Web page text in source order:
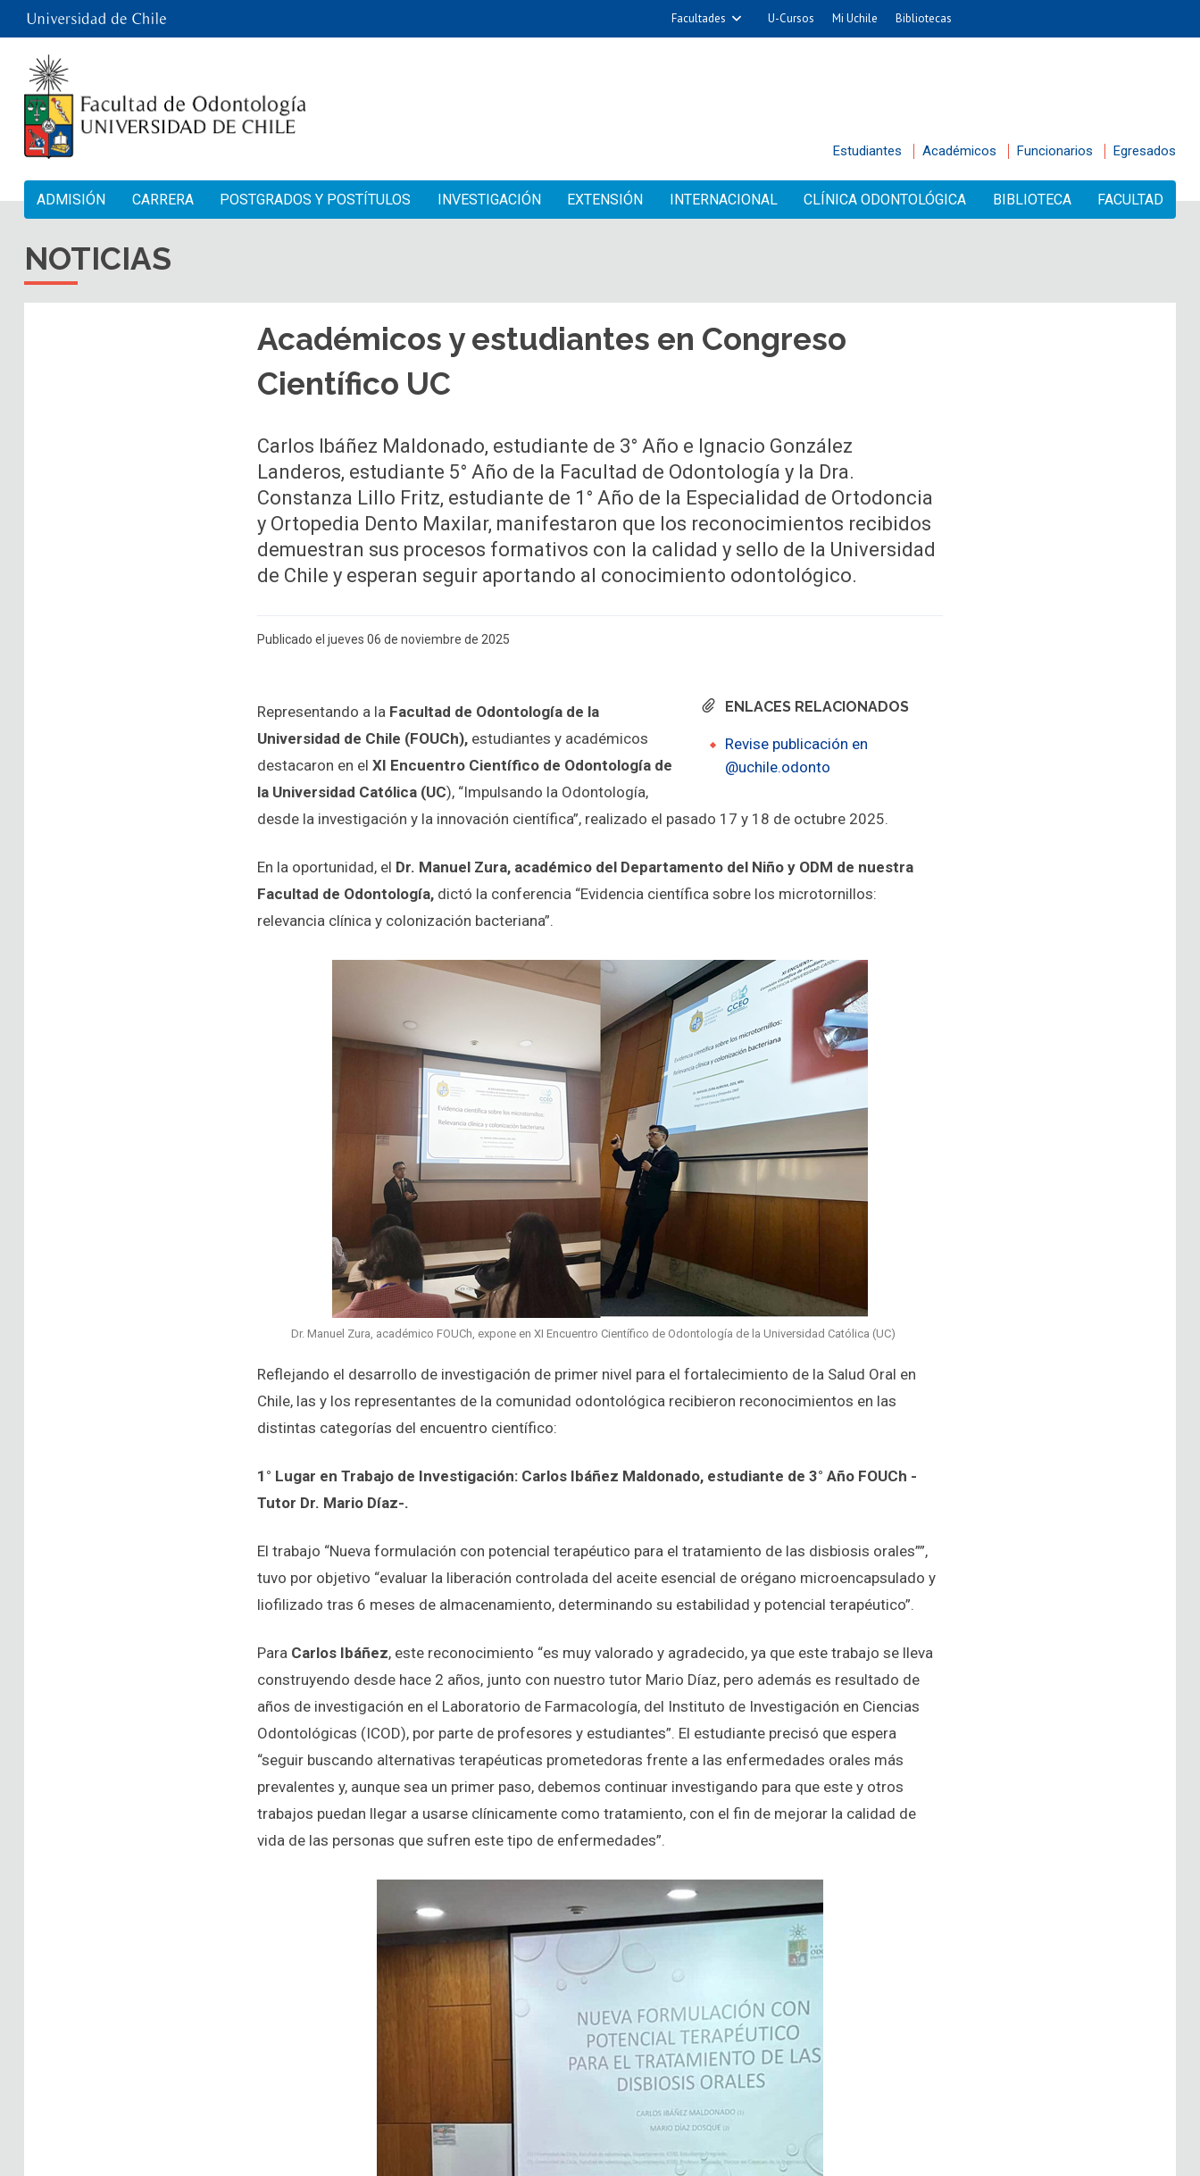
Facultades U-Cursos Mi Uchile Bibliotecas
Estudiantes Académicos Funcionarios Egresados
ADMISIÓN CARRERA POSTGRADOS Y POSTÍTULOS INVESTIGACIÓN EXTENSIÓN INTERNACIONAL CLÍNICA ODONTOLÓGICA BIBLIOTECA FACULTAD
NOTICIAS
Académicos y estudiantes en Congreso
Científico UC
Carlos Ibáñez Maldonado, estudiante de 3° Año e Ignacio González
Landeros, estudiante 5° Año de la Facultad de Odontología y la Dra.
Constanza Lillo Fritz, estudiante de 1° Año de la Especialidad de Ortodoncia
y Ortopedia Dento Maxilar, manifestaron que los reconocimientos recibidos
demuestran sus procesos formativos con la calidad y sello de la Universidad
de Chile y esperan seguir aportando al conocimiento odontológico.
Publicado el jueves 06 de noviembre de 2025
ENLACES RELACIONADOS
Revise publicación en
@uchile.odonto
Representando a la Facultad de Odontología de la
Universidad de Chile (FOUCh), estudiantes y académicos
destacaron en el XI Encuentro Científico de Odontología de
la Universidad Católica (UC), “Impulsando la Odontología,
desde la investigación y la innovación científica”, realizado el pasado 17 y 18 de octubre 2025.
En la oportunidad, el Dr. Manuel Zura, académico del Departamento del Niño y ODM de nuestra
Facultad de Odontología, dictó la conferencia “Evidencia científica sobre los microtornillos:
relevancia clínica y colonización bacteriana”.
Dr. Manuel Zura, académico FOUCh, expone en XI Encuentro Científico de Odontología de la Universidad Católica (UC)
Reflejando el desarrollo de investigación de primer nivel para el fortalecimiento de la Salud Oral en
Chile, las y los representantes de la comunidad odontológica recibieron reconocimientos en las
distintas categorías del encuentro científico:
1° Lugar en Trabajo de Investigación: Carlos Ibáñez Maldonado, estudiante de 3° Año FOUCh -
Tutor Dr. Mario Díaz-.
El trabajo “Nueva formulación con potencial terapéutico para el tratamiento de las disbiosis orales””,
tuvo por objetivo “evaluar la liberación controlada del aceite esencial de orégano microencapsulado y
liofilizado tras 6 meses de almacenamiento, determinando su estabilidad y potencial terapéutico”.
Para Carlos Ibáñez, este reconocimiento “es muy valorado y agradecido, ya que este trabajo se lleva
construyendo desde hace 2 años, junto con nuestro tutor Mario Díaz, pero además es resultado de
años de investigación en el Laboratorio de Farmacología, del Instituto de Investigación en Ciencias
Odontológicas (ICOD), por parte de profesores y estudiantes”. El estudiante precisó que espera
“seguir buscando alternativas terapéuticas prometedoras frente a las enfermedades orales más
prevalentes y, aunque sea un primer paso, debemos continuar investigando para que este y otros
trabajos puedan llegar a usarse clínicamente como tratamiento, con el fin de mejorar la calidad de
vida de las personas que sufren este tipo de enfermedades”.